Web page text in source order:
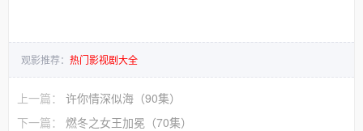
观影推荐： 热门影视剧大全
上一篇： 许你情深似海（90集）
下一篇： 燃冬之女王加冕（70集）